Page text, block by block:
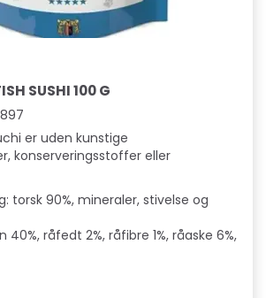
SUSHI 100 G
er uden kunstige
konserveringsstoffer eller
torsk 90%, mineraler, stivelse og
40%, råfedt 2%, råfibre 1%, råaske 6%,